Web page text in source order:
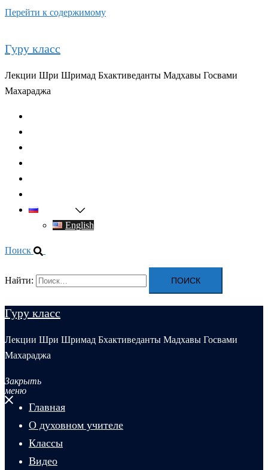
Перейти к содержимому
Гуру класс
Лекции Шри Шримад Бхактиведанты Мадхавы Госвами
Махараджа
English
Поиск
Найти:
Гуру класс
Лекции Шри Шримад Бхактиведанты Мадхавы Госвами
Махараджа
Закрыть
меню
Главная
О духовном учителе
Классы
Видео